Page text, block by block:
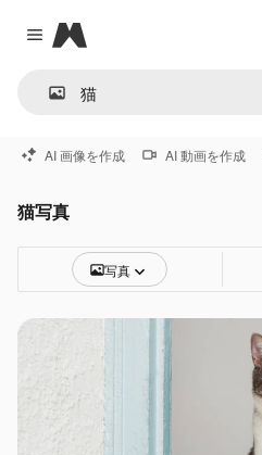
Close menu
Magnific
AI 画像を作成 AI 動画を作成
猫写真
写真